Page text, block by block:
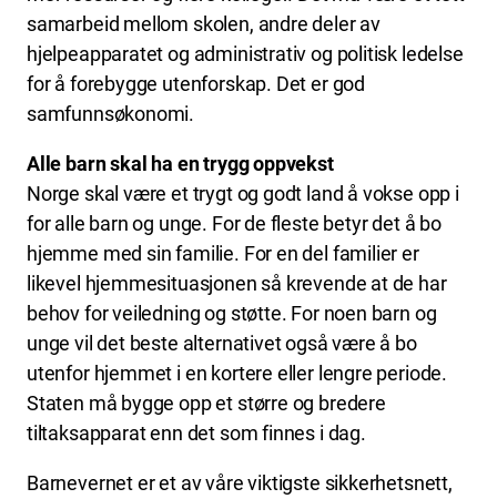
samarbeid mellom skolen, andre deler av
hjelpeapparatet og administrativ og politisk ledelse
for å forebygge utenforskap. Det er god
samfunnsøkonomi.
Alle barn skal ha en trygg oppvekst
Norge skal være et trygt og godt land å vokse opp i
for alle barn og unge. For de fleste betyr det å bo
hjemme med sin familie. For en del familier er
likevel hjemmesituasjonen så krevende at de har
behov for veiledning og støtte. For noen barn og
unge vil det beste alternativet også være å bo
utenfor hjemmet i en kortere eller lengre periode.
Staten må bygge opp et større og bredere
tiltaksapparat enn det som finnes i dag.
Barnevernet er et av våre viktigste sikkerhetsnett,